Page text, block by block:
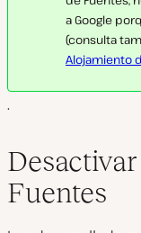
a Google
(consulta
Alojamiento
.
Fuentes